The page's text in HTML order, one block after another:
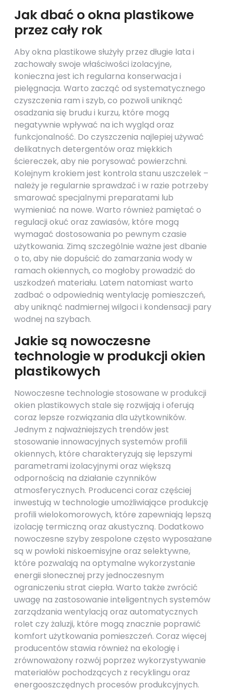
Jak dbać o okna plastikowe
przez cały rok
Aby okna plastikowe służyły przez długie lata i
zachowały swoje właściwości izolacyjne,
konieczna jest ich regularna konserwacja i
pielęgnacja. Warto zacząć od systematycznego
czyszczenia ram i szyb, co pozwoli uniknąć
osadzania się brudu i kurzu, które mogą
negatywnie wpływać na ich wygląd oraz
funkcjonalność. Do czyszczenia najlepiej używać
delikatnych detergentów oraz miękkich
ściereczek, aby nie porysować powierzchni.
Kolejnym krokiem jest kontrola stanu uszczelek –
należy je regularnie sprawdzać i w razie potrzeby
smarować specjalnymi preparatami lub
wymieniać na nowe. Warto również pamiętać o
regulacji okuć oraz zawiasów, które mogą
wymagać dostosowania po pewnym czasie
użytkowania. Zimą szczególnie ważne jest dbanie
o to, aby nie dopuścić do zamarzania wody w
ramach okiennych, co mogłoby prowadzić do
uszkodzeń materiału. Latem natomiast warto
zadbać o odpowiednią wentylację pomieszczeń,
aby uniknąć nadmiernej wilgoci i kondensacji pary
wodnej na szybach.
Jakie są nowoczesne
technologie w produkcji okien
plastikowych
Nowoczesne technologie stosowane w produkcji
okien plastikowych stale się rozwijają i oferują
coraz lepsze rozwiązania dla użytkowników.
Jednym z najważniejszych trendów jest
stosowanie innowacyjnych systemów profili
okiennych, które charakteryzują się lepszymi
parametrami izolacyjnymi oraz większą
odpornością na działanie czynników
atmosferycznych. Producenci coraz częściej
inwestują w technologie umożliwiające produkcję
profili wielokomorowych, które zapewniają lepszą
izolację termiczną oraz akustyczną. Dodatkowo
nowoczesne szyby zespolone często wyposażane
są w powłoki niskoemisyjne oraz selektywne,
które pozwalają na optymalne wykorzystanie
energii słonecznej przy jednoczesnym
ograniczeniu strat ciepła. Warto także zwrócić
uwagę na zastosowanie inteligentnych systemów
zarządzania wentylacją oraz automatycznych
rolet czy żaluzji, które mogą znacznie poprawić
komfort użytkowania pomieszczeń. Coraz więcej
producentów stawia również na ekologię i
zrównoważony rozwój poprzez wykorzystywanie
materiałów pochodzących z recyklingu oraz
energooszczędnych procesów produkcyjnych.